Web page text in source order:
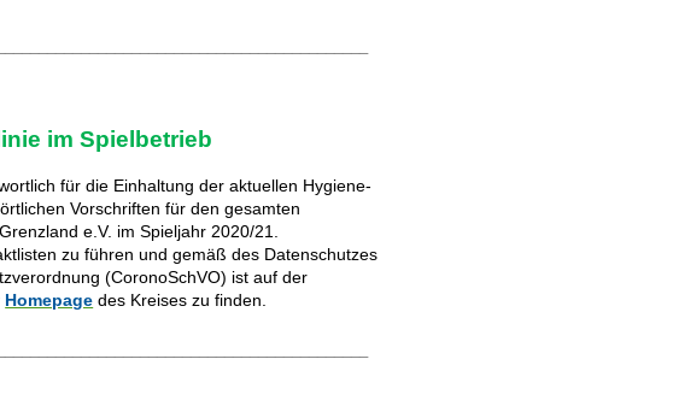
im Spielbetrieb
für die Einhaltung der aktuellen Hygiene-
Vorschriften für den gesamten
e.V. im Spieljahr 2020/21.
zu führen und gemäß des Datenschutzes
(CoronoSchVO) ist auf der
Homepage des Kreises zu finden.